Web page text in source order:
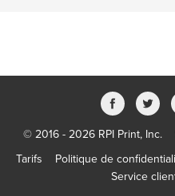
© 2016 - 2026 RPI Print, Inc.
Tarifs
Politique de
Service